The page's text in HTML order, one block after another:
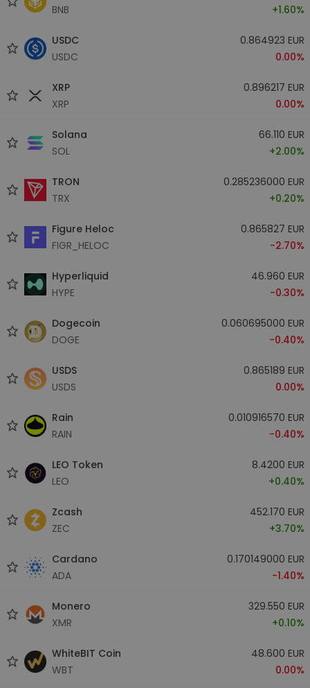
BNB
+1.60%
USDC
USDC
0.864923 EUR
0.00%
XRP
XRP
0.896217 EUR
0.00%
Solana
SOL
66.110 EUR
+2.00%
TRON
TRX
0.285236000 EUR
+0.20%
Figure Heloc
FIGR_HELOC
0.865827 EUR
-2.70%
Hyperliquid
HYPE
46.960 EUR
-0.30%
Dogecoin
DOGE
0.060695000 EUR
-0.40%
USDS
USDS
0.865189 EUR
0.00%
Rain
RAIN
0.010916570 EUR
-0.40%
LEO Token
LEO
8.4200 EUR
+0.40%
Zcash
ZEC
452.170 EUR
+3.70%
Cardano
ADA
0.170149000 EUR
-1.40%
Monero
XMR
329.550 EUR
+0.10%
WhiteBIT Coin
WBT
48.600 EUR
0.00%